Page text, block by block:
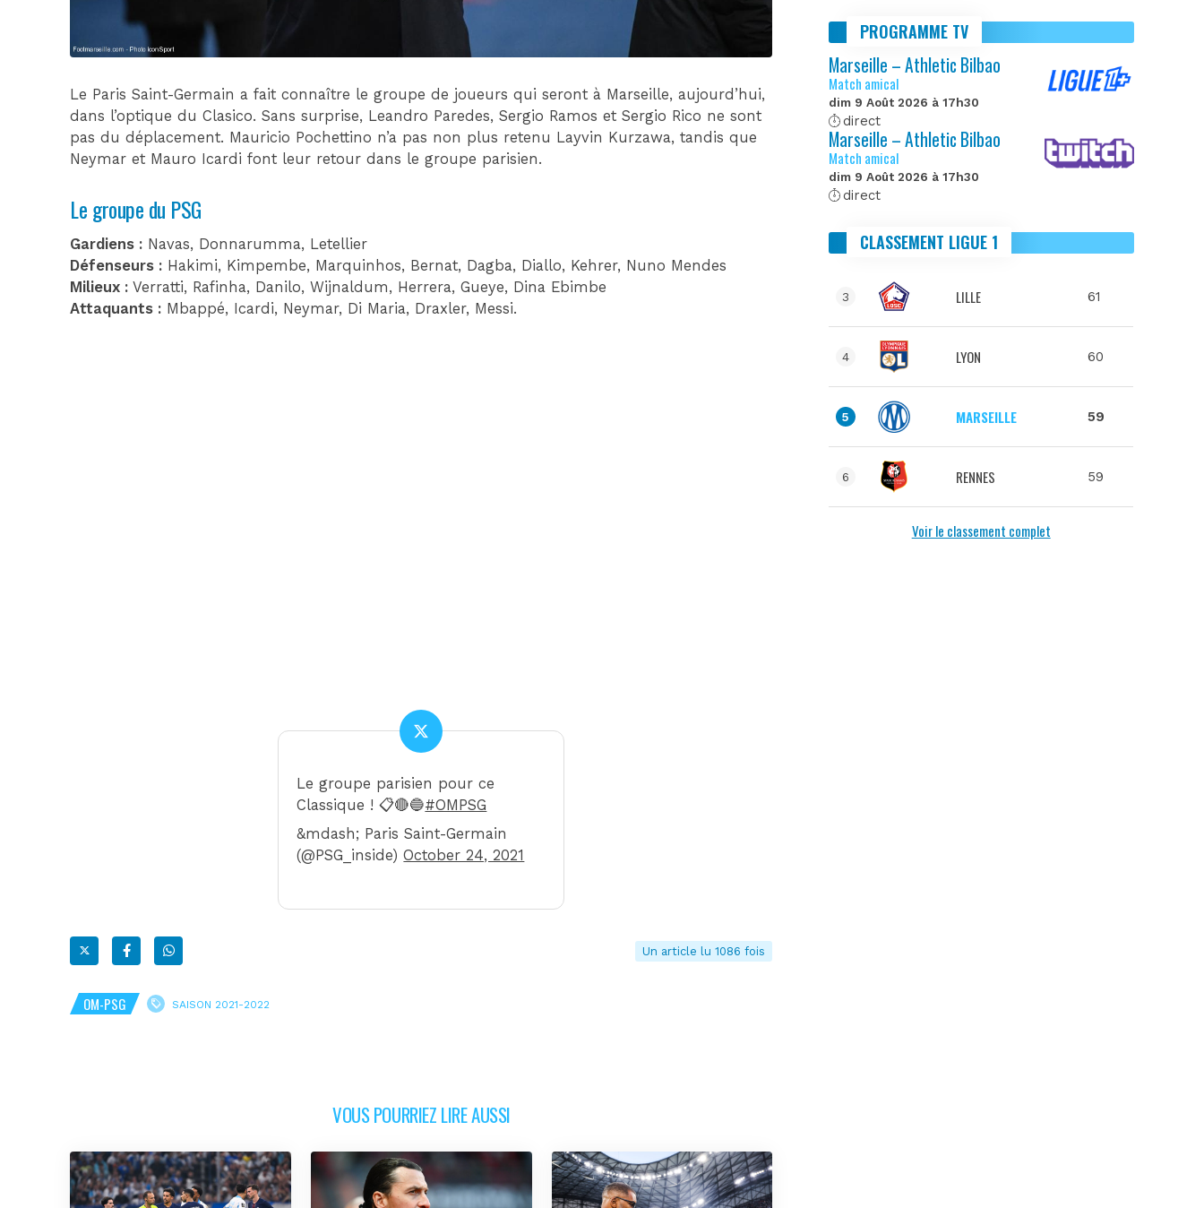
Le Paris Saint-Germain a fait connaître le groupe de joueurs qui seront à Marseille, aujourd’hui,
dans l’optique du Clasico. Sans surprise, Leandro Paredes, Sergio Ramos et Sergio Rico ne sont
pas du déplacement. Mauricio Pochettino n’a pas non plus retenu Layvin Kurzawa, tandis que
Neymar et Mauro Icardi font leur retour dans le groupe parisien.
Le groupe du PSG
Gardiens : Navas, Donnarumma, Letellier
Défenseurs : Hakimi, Kimpembe, Marquinhos, Bernat, Dagba, Diallo, Kehrer, Nuno Mendes
Milieux : Verratti, Rafinha, Danilo, Wijnaldum, Herrera, Gueye, Dina Ebimbe
Attaquants : Mbappé, Icardi, Neymar, Di Maria, Draxler, Messi.
Le groupe parisien pour ce
Classique ! 📋🔴🔵#OMPSG
&mdash; Paris Saint-Germain
(@PSG_inside)October 24, 2021
Un article lu 1086 fois
OM-PSG SAISON 2021-2022
VOUS POURRIEZ LIRE AUSSI
PROGRAMME TV
Marseille – Athletic Bilbao
Match amical
dim 9 Août 2026 à 17h30
direct
Marseille – Athletic Bilbao
Match amical
dim 9 Août 2026 à 17h30
direct
CLASSEMENT LIGUE 1
3 LILLE 61
4 LYON 60
5 MARSEILLE 59
6 RENNES 59
Voir le classement complet